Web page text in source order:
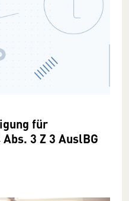
für
3 Z 3 AuslBG